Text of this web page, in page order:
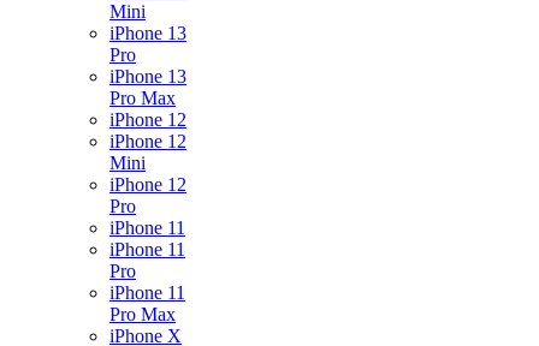
Mini
iPhone 13
Pro
iPhone 13
Pro Max
iPhone 12
iPhone 12
Mini
iPhone 12
Pro
iPhone 11
iPhone 11
Pro
iPhone 11
Pro Max
iPhone X